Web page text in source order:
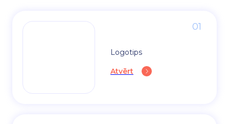
01
Logotips
Atvērt